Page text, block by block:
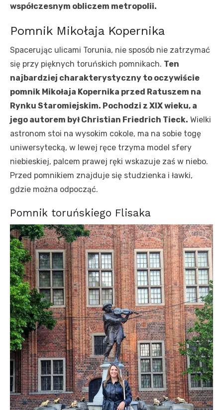
współczesnym obliczem metropolii.
Pomnik Mikołaja Kopernika
Spacerując ulicami Torunia, nie sposób nie zatrzymać
się przy pięknych toruńskich pomnikach. Ten
najbardziej charakterystyczny to oczywiście
pomnik Mikołaja Kopernika przed Ratuszem na
Rynku Staromiejskim. Pochodzi z XIX wieku, a
jego autorem był Christian Friedrich Tieck. Wielki
astronom stoi na wysokim cokole, ma na sobie togę
uniwersytecką, w lewej ręce trzyma model sfery
niebieskiej, palcem prawej ręki wskazuje zaś w niebo.
Przed pomnikiem znajduje się studzienka i ławki,
gdzie można odpocząć.
Pomnik toruńskiego Flisaka